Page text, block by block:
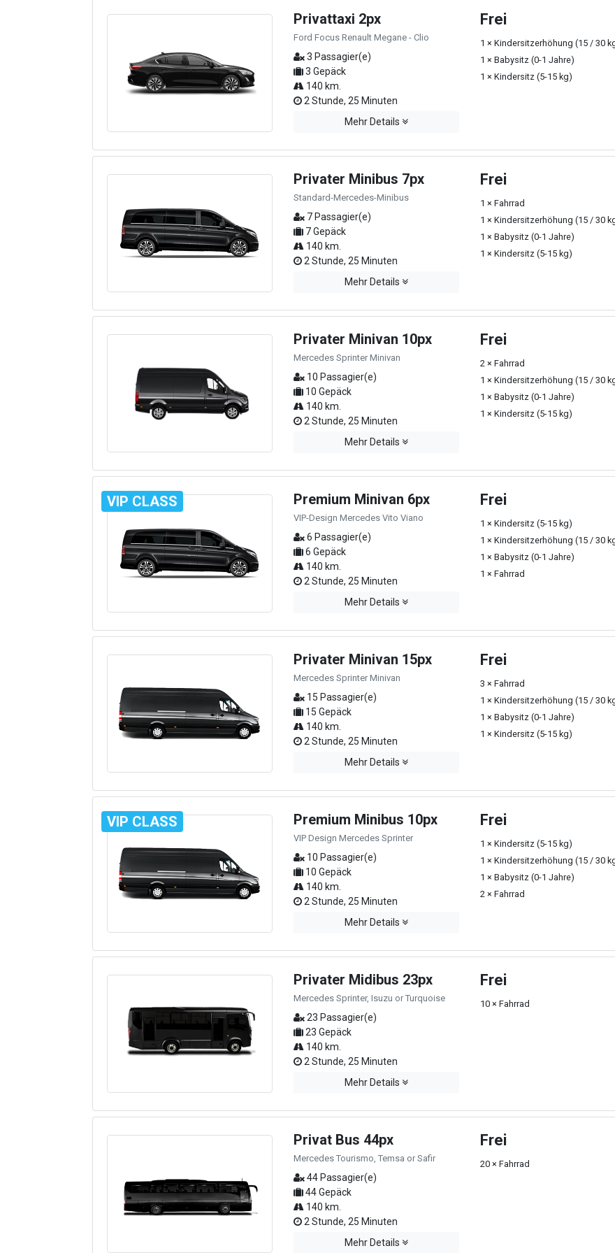
Privattaxi 2px
Ford Focus Renault Megane - Clio
3 Passagier(e)
3 Gepäck
140 km.
2 Stunde, 25 Minuten
Mehr Details
Frei
1 × Kindersitzerhöhung (15 / 30
1 × Babysitz (0-1 Jahre)
1 × Kindersitz (5-15 kg)
Privater Minibus 7px
Standard-Mercedes-Minibus
7 Passagier(e)
7 Gepäck
140 km.
2 Stunde, 25 Minuten
Mehr Details
Frei
1 × Fahrrad
1 × Kindersitzerhöhung (15 / 30
1 × Babysitz (0-1 Jahre)
1 × Kindersitz (5-15 kg)
Privater Minivan 10px
Mercedes Sprinter Minivan
10 Passagier(e)
10 Gepäck
140 km.
2 Stunde, 25 Minuten
Mehr Details
Frei
2 × Fahrrad
1 × Kindersitzerhöhung (15 / 30
1 × Babysitz (0-1 Jahre)
1 × Kindersitz (5-15 kg)
VIP CLASS Premium Minivan 6px
VIP-Design Mercedes Vito Viano
6 Passagier(e)
6 Gepäck
140 km.
2 Stunde, 25 Minuten
Mehr Details
Frei
1 × Kindersitz (5-15 kg)
1 × Kindersitzerhöhung (15 / 30
1 × Babysitz (0-1 Jahre)
1 × Fahrrad
Privater Minivan 15px
Mercedes Sprinter Minivan
15 Passagier(e)
15 Gepäck
140 km.
2 Stunde, 25 Minuten
Mehr Details
Frei
3 × Fahrrad
1 × Kindersitzerhöhung (15 / 30
1 × Babysitz (0-1 Jahre)
1 × Kindersitz (5-15 kg)
VIP CLASS Premium Minibus 10px
VIP Design Mercedes Sprinter
10 Passagier(e)
10 Gepäck
140 km.
2 Stunde, 25 Minuten
Mehr Details
Frei
1 × Kindersitz (5-15 kg)
1 × Kindersitzerhöhung (15 / 30
1 × Babysitz (0-1 Jahre)
2 × Fahrrad
Privater Midibus 23px
Mercedes Sprinter, Isuzu or Turquoise
23 Passagier(e)
23 Gepäck
140 km.
2 Stunde, 25 Minuten
Mehr Details
Frei
10 × Fahrrad
Privat Bus 44px
Mercedes Tourismo, Temsa or Safir
44 Passagier(e)
44 Gepäck
140 km.
2 Stunde, 25 Minuten
Mehr Details
Frei
20 × Fahrrad